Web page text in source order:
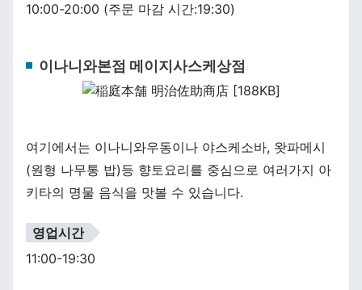
10:00-20:00 (주문 마감 시간:19:30)
이나니와본점 메이지사스케상점
여기에서는 이나니와우동이나 야스케소바, 왓파메시
(원형 나무통 밥)등 향토요리를 중심으로 여러가지 아
키타의 명물 음식을 맛볼 수 있습니다.
영업시간
11:00-19:30